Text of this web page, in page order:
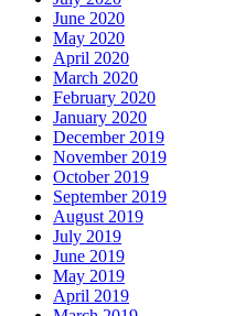
June 2020
May 2020
April 2020
March 2020
February 2020
January 2020
December 2019
November 2019
October 2019
September 2019
August 2019
July 2019
June 2019
May 2019
April 2019